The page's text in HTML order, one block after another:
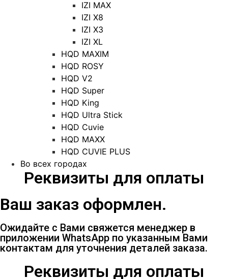
IZI MAX
IZI X8
IZI X3
IZI XL
HQD MAXIM
HQD ROSY
HQD V2
HQD Super
HQD King
HQD Ultra Stick
HQD Cuvie
HQD MAXX
HQD CUVIE PLUS
Во всех городах
Реквизиты для оплаты
Ваш заказ оформлен.
Ожидайте с Вами свяжется менеджер в
приложении WhatsApp по указанным Вами
контактам для уточнения деталей заказа.
Реквизиты для оплаты